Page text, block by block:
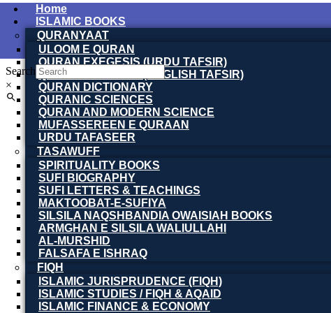
Home
ISLAMIC BOOKS
QURANYAAT
ULOOM E QURAN
QURAN EXEGESIS (URDU TAFSIR)
QURAN EXEGESIS (ENGLISH TAFSIR)
QURAN DICTIONARY
QURANIC SCIENCES
QURAN AND MODERN SCIENCE
MUFASSEREEN E QURAAN
URDU TAFASEER
TASAWUFF
SPIRITUALITY BOOKS
SUFI BIOGRAPHY
SUFI LETTERS & TEACHINGS
MAKTOOBAT-E-SUFIYA
SILSILA NAQSHBANDIA OWAISIAH BOOKS
ARMGHAN E SILSILA WALIULLAHI
AL-MURSHID
FALSAFA E ISHRAQ
FIQH
ISLAMIC JURISPRUDENCE (FIQH)
ISLAMIC STUDIES / FIQH & AQAID
ISLAMIC FINANCE & ECONOMY
Search
×